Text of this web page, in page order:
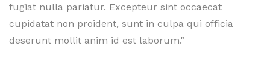
fugiat nulla pariatur. Excepteur sint occaecat
cupidatat non proident, sunt in culpa qui officia
deserunt mollit anim id est laborum."